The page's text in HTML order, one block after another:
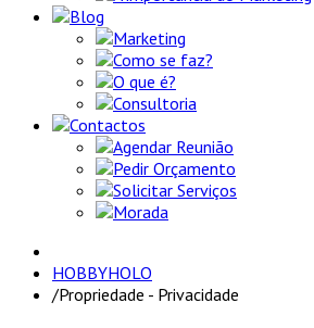
Blog
Marketing
Como se faz?
O que é?
Consultoria
Contactos
Agendar Reunião
Pedir Orçamento
Solicitar Serviços
Morada
HOBBYHOLO
/Propriedade - Privacidade